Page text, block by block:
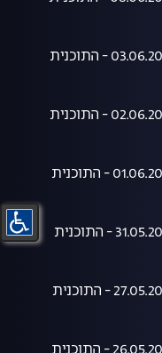
הצינור 03.06.2026 - התוכנית
הצינור 02.06.2026 - התוכנית
הצינור 01.06.2026 - התוכנית
הצינור 31.05.2026 - התוכנית
הצינור 27.05.2026 - התוכנית